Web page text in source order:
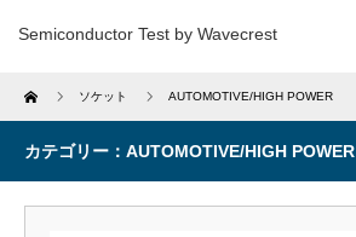
Semiconductor Test by Wavecrest
Home ソケット AUTOMOTIVE/HIGH POWER
カテゴリー：AUTOMOTIVE/HIGH POWER